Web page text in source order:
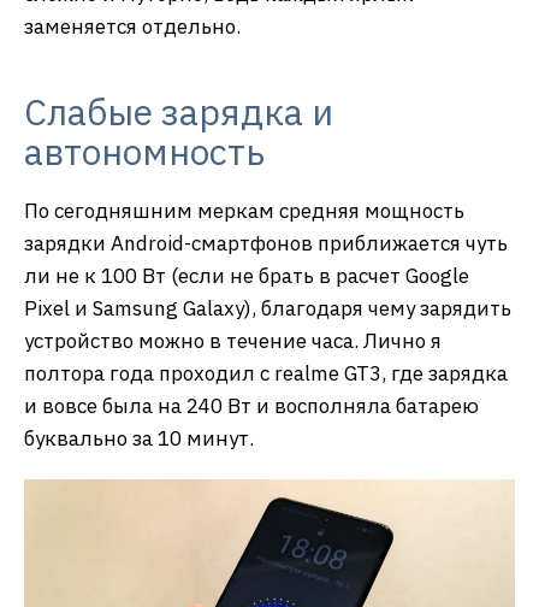
заменяется отдельно.
Слабые зарядка и
автономность
По сегодняшним меркам средняя мощность
зарядки Android-смартфонов приближается чуть
ли не к 100 Вт (если не брать в расчет Google
Pixel и Samsung Galaxy), благодаря чему зарядить
устройство можно в течение часа. Лично я
полтора года проходил с realme GT3, где зарядка
и вовсе была на 240 Вт и восполняла батарею
буквально за 10 минут.